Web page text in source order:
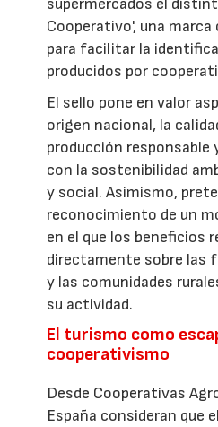
supermercados el
Cooperativo', una
para facilitar la
producidos por
El sello pone en valor
origen nacional, la
producción responsable
con la sostenibilidad
y social. Asimismo,
reconocimiento de un
en el que los beneficios
directamente sobre las
y las comunidades
su actividad.
El turismo como
cooperativismo
Desde Cooperativas
España consideran que